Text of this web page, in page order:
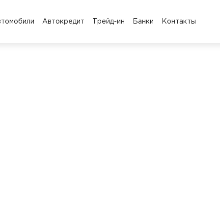
Автокредит Трейд-ин Банки Контакты